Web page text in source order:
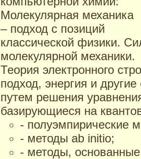
Молекулярная механика
– подход с позиций
классической физики.
молекулярной механики.
Теория электронного
подход, энергия и
путем решения
базирующиеся на
- полуэмпирические
- методы ab initio;
- методы,